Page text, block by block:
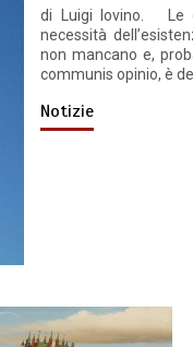
di Luigi Iovino. Le
necessità
non mancano e,
communis opinio, è
Notizie